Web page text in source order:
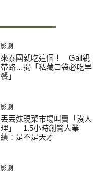
影劇
來泰國就吃這個！ Gail親
帶路…揭「私藏口袋必吃早
餐」
影劇
丟丟妹現菜市場叫賣「沒人
理」 1.5小時創驚人業
績：是不是天才
影劇